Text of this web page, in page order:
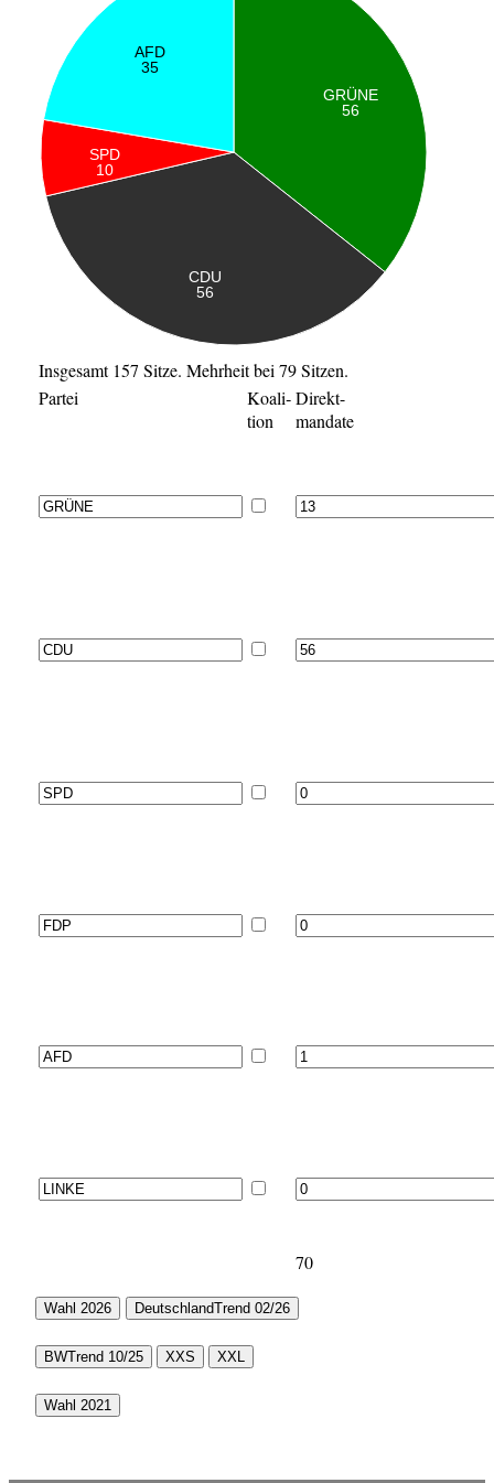
Insgesamt 157 Sitze. Mehrheit bei 79 Sitzen.
Par­tei
Koali­
ti­on
Direkt-
man­da­te
70
Wahl 2026 DeutschlandTrend 02/26
BWTrend 10/25 XXS XXL
Wahl 2021